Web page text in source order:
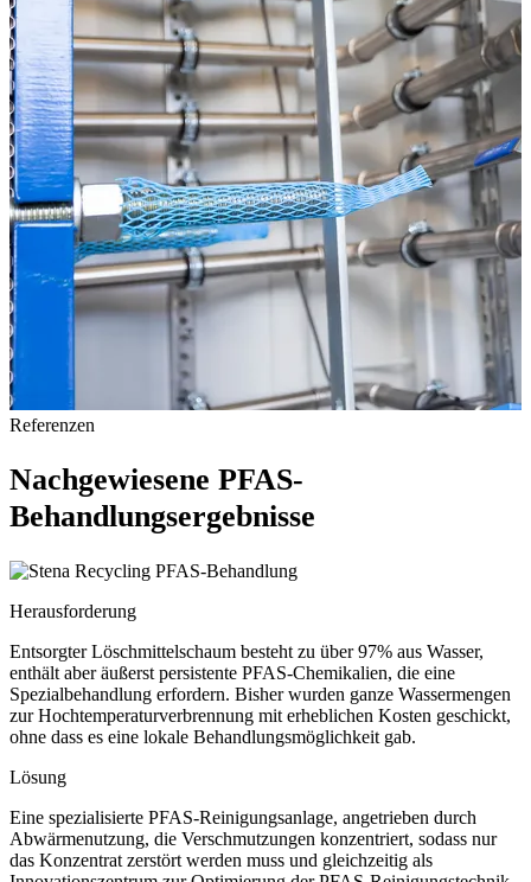
Referenzen
Nachgewiesene PFAS-
Behandlungsergebnisse
PFAS-Behandlung
Herausforderung
Entsorgter Löschmittelschaum besteht zu über 97% aus Wasser,
enthält aber äußerst persistente PFAS-Chemikalien, die eine
Spezialbehandlung erfordern. Bisher wurden ganze Wassermengen
zur Hochtemperaturverbrennung mit erheblichen Kosten geschickt,
ohne dass es eine lokale Behandlungsmöglichkeit gab.
Lösung
Eine spezialisierte PFAS-Reinigungsanlage, angetrieben durch
Abwärmenutzung, die Verschmutzungen konzentriert, sodass nur
das Konzentrat zerstört werden muss und gleichzeitig als